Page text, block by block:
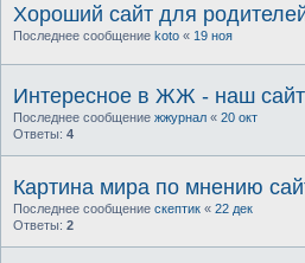
Хороший сайт для
Последнее сообщение koto « 19 ноя
Интересное в ЖЖ - наш сайт
Последнее сообщение жжурнал « 20 окт
Ответы: 4
Картина мира по мнению
Последнее сообщение скептик « 22 дек
Ответы: 2